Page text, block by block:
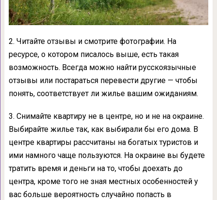
2. Читайте отзывы и смотрите фотографии. На
ресурсе, о котором писалось выше, есть такая
возможность. Всегда можно найти русскоязычные
отзывы или постараться перевести другие — чтобы
понять, соответствует ли жилье вашим ожиданиям.
3. Снимайте квартиру не в центре, но и не на окраине.
Выбирайте жилье так, как выбирали бы его дома. В
центре квартиры рассчитаны на богатых туристов и
ими намного чаще пользуются. На окраине вы будете
тратить время и деньги на то, чтобы доехать до
центра, кроме того не зная местных особенностей у
вас больше вероятность случайно попасть в